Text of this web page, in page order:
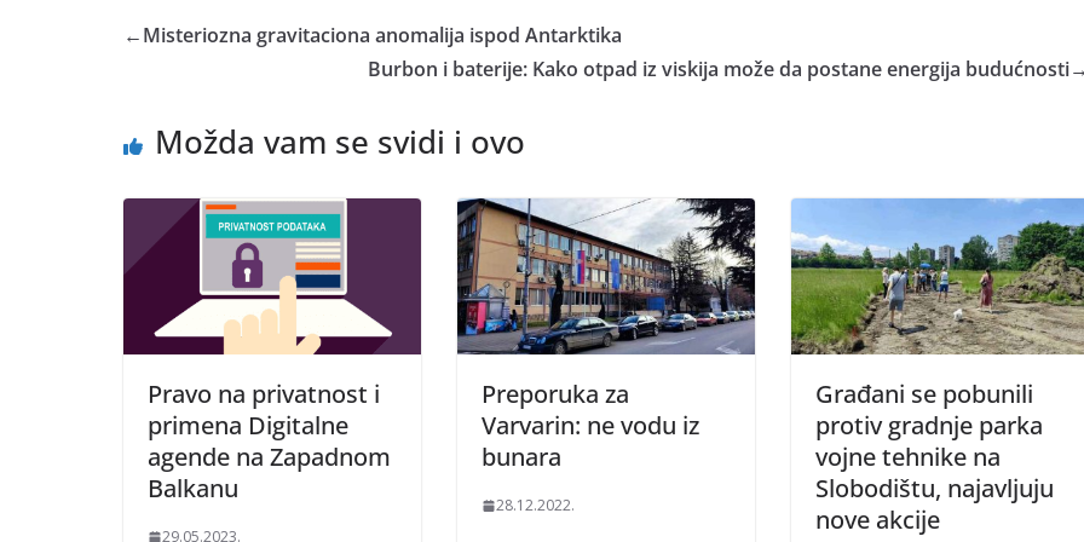
←Misteriozna gravitaciona anomalija ispod Antarktika
Burbon i baterije: Kako otpad iz viskija može da postane energija budućnosti
Možda vam se svidi i ovo
Pravo na privatnost i
primena Digitalne
agende na Zapadnom
Balkanu
29.05.2023.
Preporuka za
Varvarin: ne vodu iz
bunara
28.12.2022.
Građani se pobunili
protiv gradnje parka
vojne tehnike na
Slobodištu, najavljuju
nove akcije